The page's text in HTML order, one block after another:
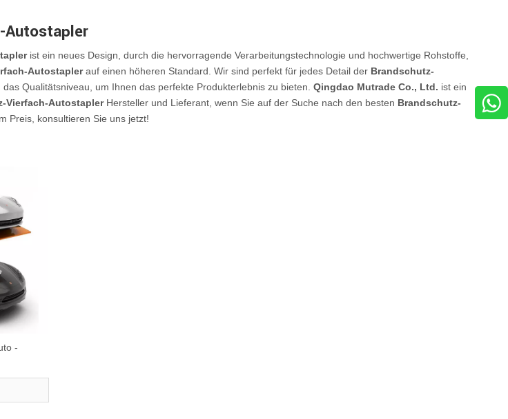
Autostapler
ist ein neues Design, durch die hervorragende Verarbeitungstechnologie und hochwertige Rohstoffe,
Autostaplerauf einen höheren Standard. Wir sind perfekt für jedes Detail der Brandschutz-
Qualitätsniveau, um Ihnen das perfekte Produkterlebnis zu bieten. Qingdao Mutrade Co., Ltd. ist ein
Vierfach-AutostaplerHersteller und Lieferant, wenn Sie auf der Suche nach den besten Brandschutz-
Preis, konsultieren Sie uns jetzt!
-